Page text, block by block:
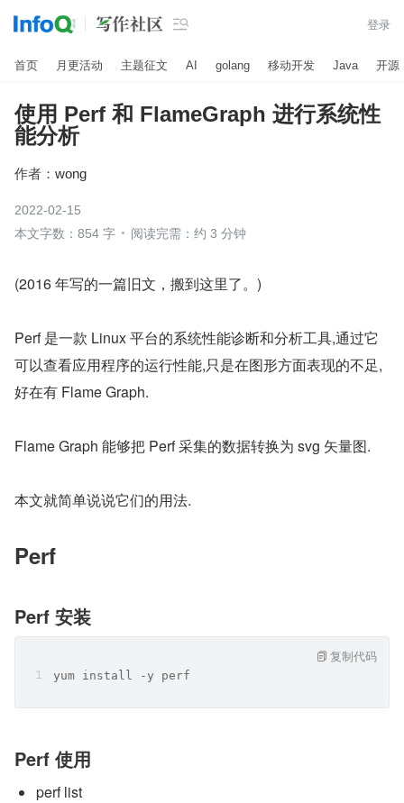
 登录
首页 月更活动 主题征文 AI golang 移动开发 Java 开源
使用 Perf 和 FlameGraph 进行系统性
能分析
作者： wong
2022-02-15
本文字数：854 字
阅读完需：约 3 分钟
(2016 年写的一篇旧文，搬到这里了。)
Perf 是一款 Linux 平台的系统性能诊断和分析工具,通过它
可以查看应用程序的运行性能,只是在图形方面表现的不足,
好在有 Flame Graph.
Flame Graph 能够把 Perf 采集的数据转换为 svg 矢量图.
本文就简单说说它们的用法.
Perf
Perf 安装
yum install -y perf
复制代码
Perf 使用
perf list